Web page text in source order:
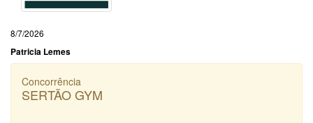
8/7/2026
Patricia Lemes
Concorrência
SERTÃO GYM